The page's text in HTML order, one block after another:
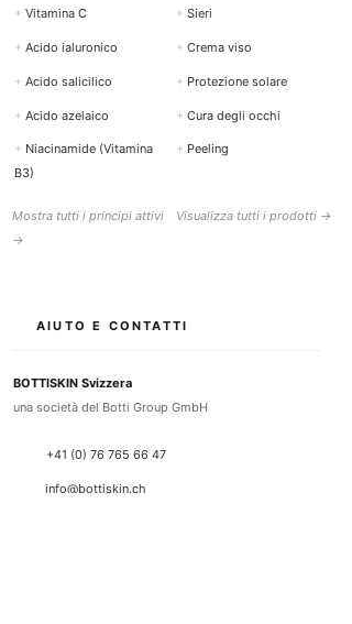
+ Vitamina C + Sieri
+ Acido ialuronico + Crema viso
+ Acido salicilico + Protezione solare
+ Acido azelaico + Cura degli occhi
+ Niacinamide (Vitamina
B3)
+ Peeling
Visualizza tutti i prodotti →
Mostra tutti i principi attivi
→
AIUTO E CONTATTI
BOTTISKIN Svizzera
una società del Botti Group GmbH
+41 (0) 76 765 66 47
info@bottiskin.ch